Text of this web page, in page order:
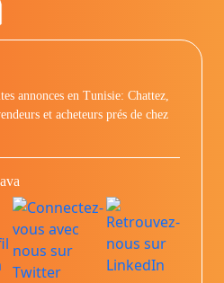
annonces en Tunisie: Chattez,
et acheteurs prés de chez